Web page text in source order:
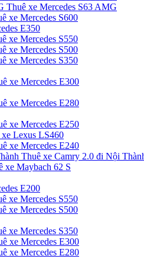
Thuê xe Mercedes S63 AMG
xe Mercedes S600
E350
xe Mercedes S550
xe Mercedes S500
xe Mercedes S350
xe Mercedes E300
xe Mercedes E280
xe Mercedes E250
Lexus LS460
xe Mercedes E240
Thuê xe Camry 2.0 đi Nội
xe Maybach 62 S
E200
xe Mercedes S550
xe Mercedes S500
xe Mercedes S350
xe Mercedes E300
xe Mercedes E280